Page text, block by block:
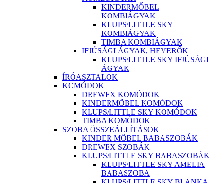
KINDERMŐBEL
KOMBIÁGYAK
KLUPS/LITTLE SKY
KOMBIÁGYAK
TIMBA KOMBIÁGYAK
IFJÚSÁGI ÁGYAK, HEVERŐK
KLUPS/LITTLE SKY IFJÚSÁGI
ÁGYAK
ÍRÓASZTALOK
KOMÓDOK
DREWEX KOMÓDOK
KINDERMŐBEL KOMÓDOK
KLUPS/LITTLE SKY KOMÓDOK
TIMBA KOMÓDOK
SZOBA ÖSSZEÁLLÍTÁSOK
KINDER MÖBEL BABASZOBÁK
DREWEX SZOBÁK
KLUPS/LITTLE SKY BABASZOBÁK
KLUPS/LITTLE SKY AMELIA
BABASZOBA